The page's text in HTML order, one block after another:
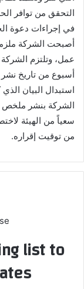
التحقق من توافر
في إجراءات دعوة
أصبحت الشركة
عمل، وتلتزم الشركة
أسبوع من تاريخ نشر
استبدال البيان
الشركة بنشر ملخص
سعياً من الهيئة
من توقيت إقراره.
list to